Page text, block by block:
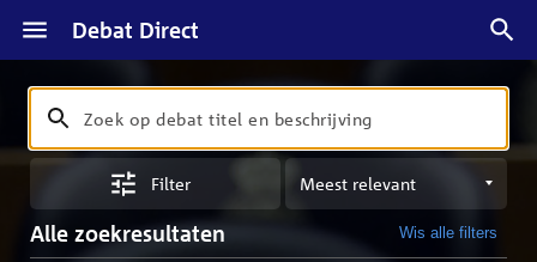
Debat Direct
Zoeken
Zoek
op
en
beschrijving
Filter
Sorteren
op
meest
Alle zoekresultaten Wis alle filters